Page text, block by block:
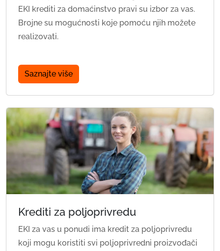
EKI krediti za domaćinstvo pravi su izbor za vas.
Brojne su mogućnosti koje pomoću njih možete
realizovati.
Saznajte više
Krediti za poljoprivredu
EKI za vas u ponudi ima kredit za poljoprivredu
koji mogu koristiti svi poljoprivredni proizvođači